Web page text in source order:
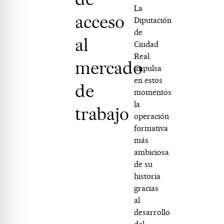
acceso
al
mercado
de
trabajo
La
Diputación
de
Ciudad
Real
impulsa
en estos
momentos
la
operación
formativa
más
ambiciosa
de su
historia
gracias
al
desarrollo